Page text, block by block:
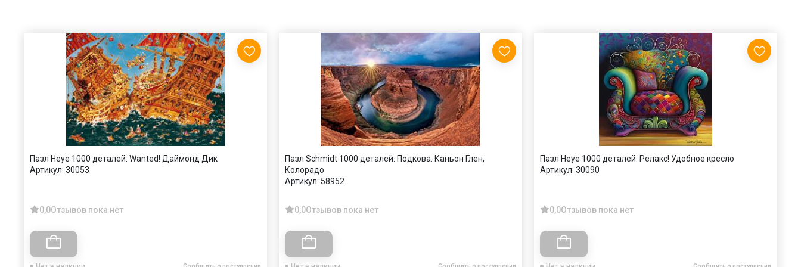
Пазл Heye 1000 деталей: Wanted! Даймонд Дик
Артикул: 30053
0,0Отзывов пока нет
Пазл Schmidt 1000 деталей: Подкова. Каньон Глен,
Колорадо
Артикул: 58952
0,0Отзывов пока нет
Пазл Heye 1000 деталей: Релакс! Удобное кресло
Артикул: 30090
0,0Отзывов пока нет